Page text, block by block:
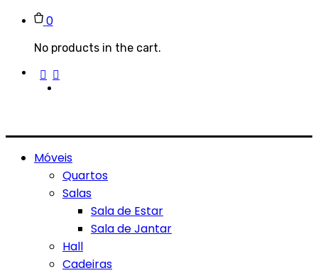
0
No products in the cart.
Móveis
Quartos
Salas
Sala de Estar
Sala de Jantar
Hall
Cadeiras